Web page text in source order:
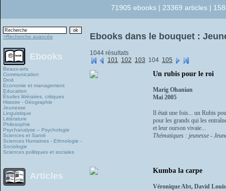
71905 ebooks | 23369 articles |
>Recherche avancée
Ebooks
Beaux-arts
Communication
Droit
Economie et management
Education
Études littéraires, critiques
Histoire - Géographie
Jeunesse
Linguistique
Littérature
Philosophie
Psychanalyse – Psychologie
Sciences et Santé
Sciences Humaines - Ethnologie -
Sociologie
Sciences politiques et sociales
Articles
Ebooks dans le bouquet :
1044 résultats
101 102 103 104 105
Un rubis pour le roi
Marig Ohanian
Mai 2005
Il était une fois... un Rubis
pour les grands qui les
et leur ourson vivaie...
Thématiques : jeunesse -
Kumba la carpe
Véronique Abt, David Louis